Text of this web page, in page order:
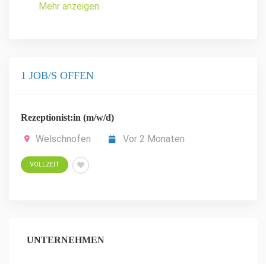
Mehr anzeigen
1 JOB/S OFFEN
Rezeptionist:in (m/w/d)
Welschnofen Vor 2 Monaten
VOLLZEIT
UNTERNEHMEN